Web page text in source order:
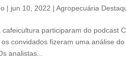
| jun 10, 2022 |Agropecuária
cafeicultura participaram do podcast
convidados fizeram uma análise
analistas...